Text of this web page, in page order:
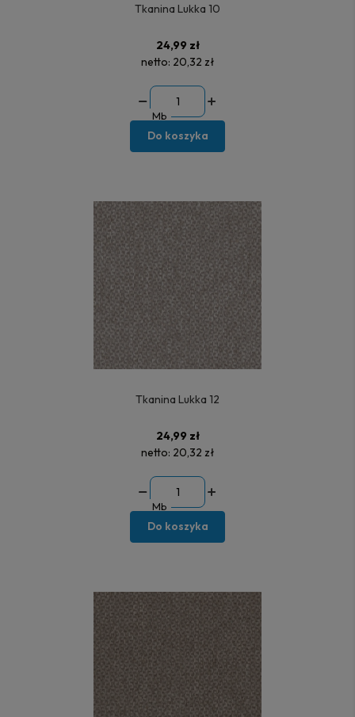
Tkanina Lukka 10
24,99 zł
netto: 20,32 zł
Mb
Do koszyka
Tkanina Lukka 12
24,99 zł
netto: 20,32 zł
Mb
Do koszyka